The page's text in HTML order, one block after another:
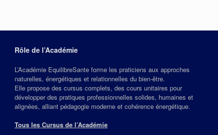
Rôle de l’Académie
L’Académie EquilibreSante forme les praticiens aux approches
naturelles, énergétiques et relationnelles du bien‑être.
Elle propose des cursus complets, des cours unitaires pour
développer des pratiques professionnelles solides, humaines et
alignées, alliant pédagogie moderne et cohérence énergétique.
Tous les Cursus de l’Académie